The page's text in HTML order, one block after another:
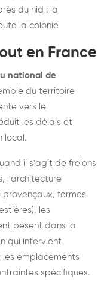
du nid : la
la colonie
en France
national de
du territoire
vers le
les délais et
local.
il s'agit de frelons
l'architecture
provençaux, fermes
les
pèsent dans la
qui intervient
les emplacements
spécifiques.